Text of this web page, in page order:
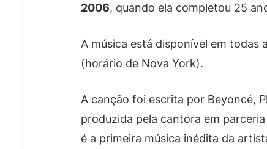
2006, quando ela completou 25
A música está disponível em
(horário de Nova York).
A canção foi escrita por Beyoncé,
produzida pela cantora em
é a primeira música inédita da